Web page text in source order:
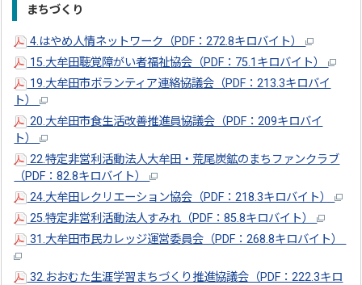
まちづくり
4.はやめ人情ネットワーク（PDF：272.8キロバイト）
15.大牟田聴覚障がい者福祉協会（PDF：75.1キロバイト）
19.大牟田市ボランティア連絡協議会（PDF：213.3キロバイ
ト）
20.大牟田市食生活改善推進員協議会（PDF：209キロバイ
ト）
22.特定非営利活動法人大牟田・荒尾炭鉱のまちファンクラブ
（PDF：82.8キロバイト）
24.大牟田レクリエーション協会（PDF：218.3キロバイト）
25.特定非営利活動法人すみれ（PDF：85.8キロバイト）
31.大牟田市民カレッジ運営委員会（PDF：268.8キロバイト）
32.おおむた生涯学習まちづくり推進協議会（PDF：222.3キロ